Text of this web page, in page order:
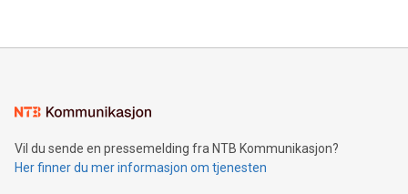
Vil du sende en pressemelding fra NTB Kommunikasjon?
Her finner du mer informasjon om tjenesten